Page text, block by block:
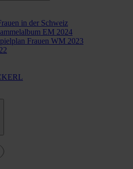
in der Schweiz
EM 2024
Frauen WM 2023